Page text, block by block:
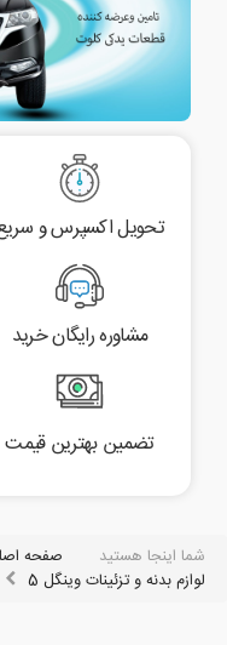
تحویل اکسپرس و
مشاوره رایگان خرید
تضمین بهترین قیمت
شما اینجا هستید صفحه
لوازم بدنه و تزئینات وینگل 5